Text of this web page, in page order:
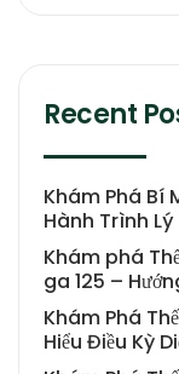
Recent
Khám Phá Bí
Hành Trình Lý
Khám phá
ga 125 –
Khám Phá
Hiểu Điều Kỳ